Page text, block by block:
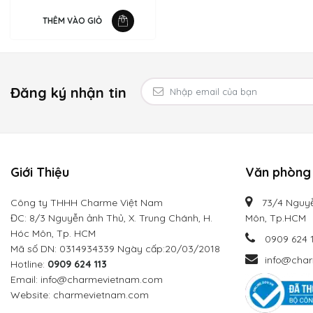
THÊM VÀO GIỎ
Đăng ký nhận tin
Giới Thiệu
Công ty THHH Charme Việt Nam
ĐC: 8/3 Nguyễn ảnh Thủ, X. Trung Chánh, H.
Hóc Môn, Tp. HCM
Mã số DN: 0314934339 Ngày cấp:20/03/2018
Hotline: 0909 624 113
Email: info@charmevietnam.com
Website: charmevietnam.com
Văn
73/4
Môn, Tp.HCM
0909 624